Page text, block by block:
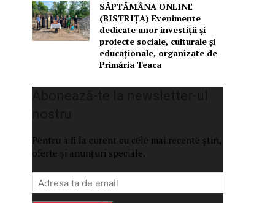
SĂPTĂMÂNA ONLINE
(BISTRIȚA) Evenimente
dedicate unor investiții și
proiecte sociale, culturale și
educaționale, organizate de
Primăria Teaca
Pentru a fi la curent cu cele mai recente știri,
oferte și anunțuri speciale.